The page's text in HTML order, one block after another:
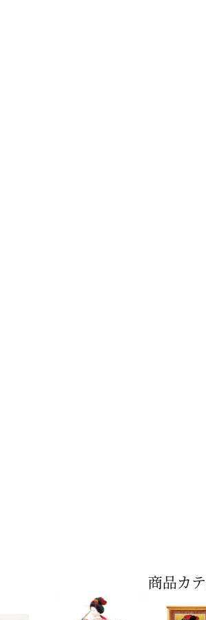
商品カ